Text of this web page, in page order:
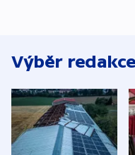
Výběr redakce